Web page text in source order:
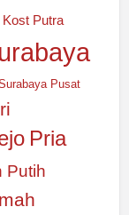
Kost Putra
Pusat
Pria
Putih